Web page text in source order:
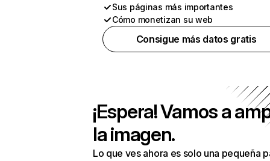
Sus páginas más importantes
Cómo monetizan su web
Consigue más datos gratis
¡Espera! Vamos a
la imagen.
Lo que ves ahora es solo una pequeña